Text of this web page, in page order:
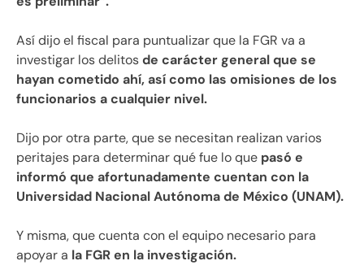
Así dijo el fiscal para puntualizar que la FGR va a
investigar los delitosde carácter general que se
hayan cometido ahí, así como las omisiones de los
funcionarios a cualquier nivel.
Dijo por otra parte, que se necesitan realizan varios
peritajes para determinar qué fue lo que pasó e
informó que afortunadamente cuentan con la
Universidad Nacional Autónoma de México (UNAM).
Y misma, que cuenta con el equipo necesario para
apoyar a la FGR en la investigación.